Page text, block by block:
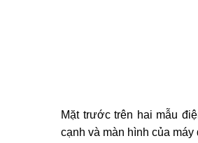
Mặt trước trên hai mẫu
cạnh và màn hình của